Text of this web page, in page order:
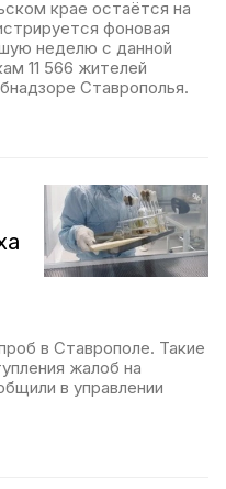
крае остаётся на
фоновая
неделю с данной
11 566 жителей
Ставрополья.
в Ставрополе. Такие
жалоб на
в управлении